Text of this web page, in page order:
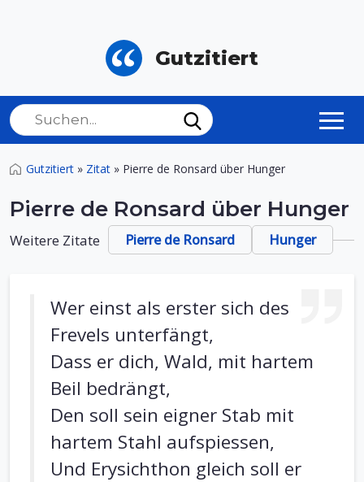
Gutzitiert
Gutzitiert » Zitat » Pierre de Ronsard über Hunger
Pierre de Ronsard über Hunger
Weitere Zitate Pierre de Ronsard Hunger
Wer einst als erster sich des
Frevels unterfängt,
Dass er dich, Wald, mit hartem
Beil bedrängt,
Den soll sein eigner Stab mit
hartem Stahl aufspiessen,
Und Erysichthon gleich soll er